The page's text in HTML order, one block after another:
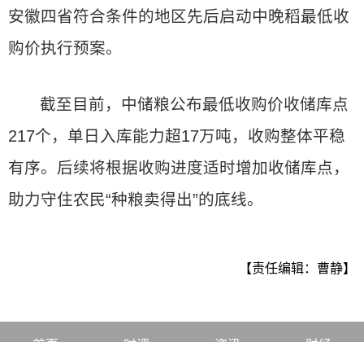
安徽四省符合条件的地区先后启动中晚稻最低收
购价执行预案。
截至目前，中储粮公布最低收购价收储库点
217个，单日入库能力超17万吨，收购整体平稳
有序。后续将根据收购进度适时增加收储库点，
助力守住农民“种粮卖得出”的底线。
【责任编辑：曹静】